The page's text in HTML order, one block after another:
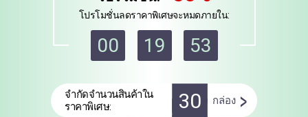
โปรโมชั่นลดราคาพิเศษจะหมดภายใน:
00 19 52
จำกัดจำนวนสินค้าใน
ราคาพิเศษ:
30 กล่อง >